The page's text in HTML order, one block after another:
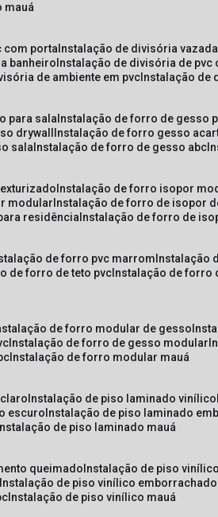
mauá
com porta instalação de divisória
banheiro instalação de divisória de pvc
de ambiente em pvc instalação de
para sala instalação de forro de gesso
drywall instalação de forro gesso
sala instalação de forro de gesso abc
instalação de forro isopor
modular instalação de forro de isopor
residência instalação de forro de
de forro pvc marrom instalação
de forro de teto pvc instalação de forro
de forro modular de gesso
instalação de forro de gesso modular
instalação de forro modular mauá
instalação de piso laminado vinílico
escuro instalação de piso laminado
instalação de piso laminado mauá
queimado instalação de piso
instalação de piso vinílico emborrachado
instalação de piso vinílico mauá